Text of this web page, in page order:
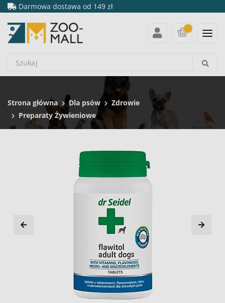
Darmowa dostawa od 149 zł
Strona główna Dla psów
Zdrowie
Preparaty Żywieniowe